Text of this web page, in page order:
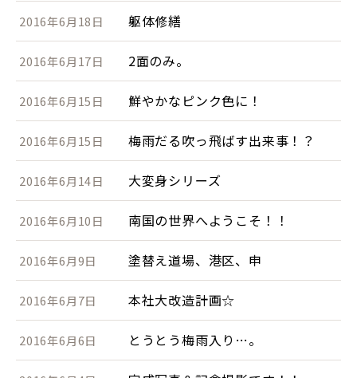
2016年6月18日 躯体修繕
2016年6月17日 2面のみ。
2016年6月15日 鮮やかなピンク色に！
2016年6月15日 梅雨だる吹っ飛ばす出来事！？
2016年6月14日 大変身シリーズ
2016年6月10日 南国の世界へようこそ！！
2016年6月9日 塗替え道場、港区、申
2016年6月7日 本社大改造計画☆
2016年6月6日 とうとう梅雨入り…。